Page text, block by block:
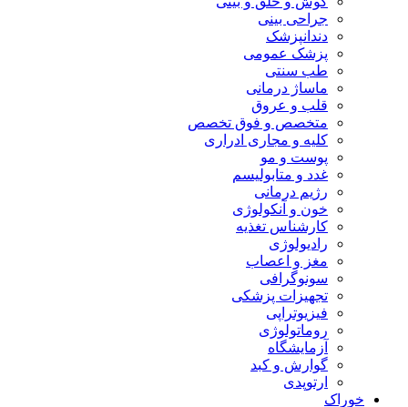
جراحی بینی
دندانپزشک
پزشک عمومی
طب سنتی
ماساژ درمانی
قلب و عروق
متخصص و فوق تخصص
کلیه و مجاری ادراری
پوست و مو
غدد و متابولیسم
رژیم درمانی
خون و آنکولوژی
کارشناس تغذیه
رادیولوژی
مغز و اعصاب
سونوگرافی
تجهیزات پزشکی
فیزیوتراپی
روماتولوژی
آزمایشگاه
گوارش و کبد
ارتوپدی
خوراک